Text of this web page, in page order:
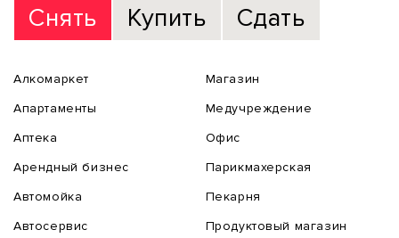
Снять
Купить Сдать
Алкомаркет
Апартаменты
Аптека
Арендный бизнес
Автомойка
Автосервис
Магазин
Медучреждение
Офис
Парикмахерская
Пекарня
Продуктовый магазин